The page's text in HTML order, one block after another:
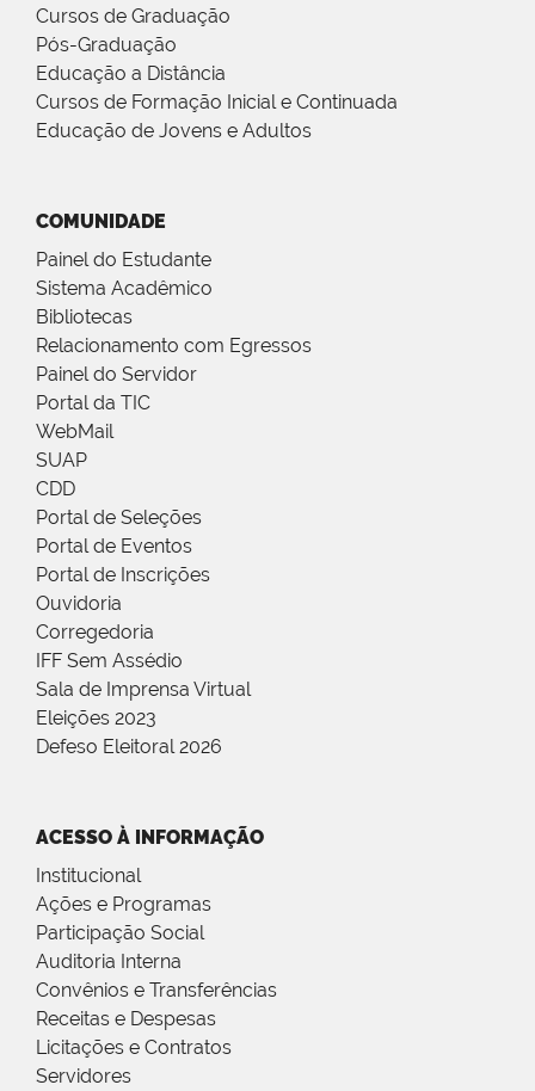
Cursos de Graduação
Pós-Graduação
Educação a Distância
Cursos de Formação Inicial e Continuada
Educação de Jovens e Adultos
COMUNIDADE
Painel do Estudante
Sistema Acadêmico
Bibliotecas
Relacionamento com Egressos
Painel do Servidor
Portal da TIC
WebMail
SUAP
CDD
Portal de Seleções
Portal de Eventos
Portal de Inscrições
Ouvidoria
Corregedoria
IFF Sem Assédio
Sala de Imprensa Virtual
Eleições 2023
Defeso Eleitoral 2026
ACESSO À INFORMAÇÃO
Institucional
Ações e Programas
Participação Social
Auditoria Interna
Convênios e Transferências
Receitas e Despesas
Licitações e Contratos
Servidores